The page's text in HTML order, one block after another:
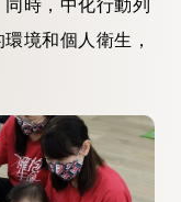
時，中化行動列
境和個人衛生，